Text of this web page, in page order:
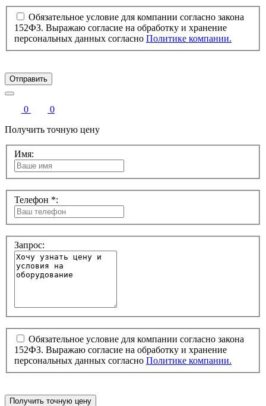
Обязательное условие для компании согласно закона
152ФЗ. Выражаю согласие на обработку и хранение
персональных данных согласно Политике компании.
Отправить
0
0
Получить точную цену
Имя:
Телефон *:
Запрос:
Обязательное условие для компании согласно закона
152ФЗ. Выражаю согласие на обработку и хранение
персональных данных согласно Политике компании.
Получить точную цену